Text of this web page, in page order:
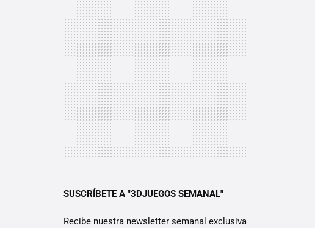
SUSCRÍBETE A "3DJUEGOS SEMANAL"
Recibe nuestra newsletter semanal exclusiva